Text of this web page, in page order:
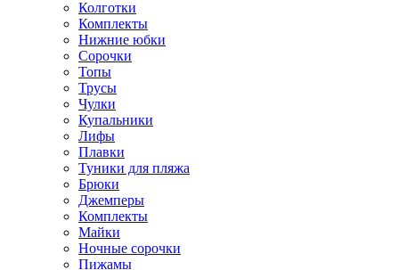
Колготки
Комплекты
Нижние юбки
Сорочки
Топы
Трусы
Чулки
Купальники
Лифы
Плавки
Туники для пляжа
Брюки
Джемперы
Комплекты
Майки
Ночные сорочки
Пижамы